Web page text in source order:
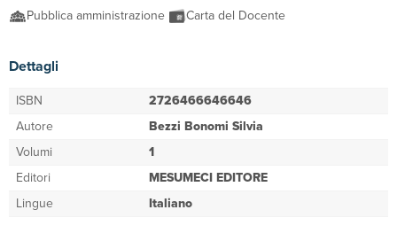
Pubblica amministrazione
Carta del Docente
Dettagli
ISBN
2726466646646
Autore
Bezzi Bonomi Silvia
Volumi
1
Editori
MESUMECI EDITORE
Lingue
Italiano